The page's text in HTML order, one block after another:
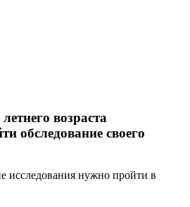
возраста
обследование своего
исследования нужно пройти в